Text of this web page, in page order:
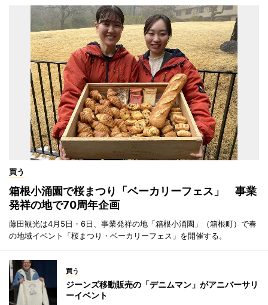
買う
箱根小涌園で桜まつり「ベーカリーフェス」 事業
発祥の地で70周年企画
藤田観光は4月5日・6日、事業発祥の地「箱根小涌園」（箱根町）で春
の地域イベント「桜まつり・ベーカリーフェス」を開催する。
買う
ジーンズ移動販売の「デニムマン」がアニバーサリ
ーイベント